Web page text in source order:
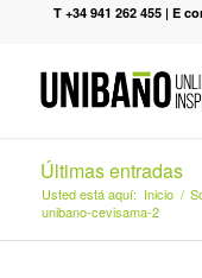
T +34 941 262 455 |E
Últimas entradas
Usted está aquí: Inicio /
unibano-cevisama-2